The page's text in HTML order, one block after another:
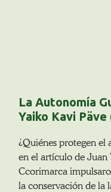
La Autonomía
Yaiko Kavi
¿Quiénes protegen el
en el artículo de Juan
Ccorimarca
la conservación de la